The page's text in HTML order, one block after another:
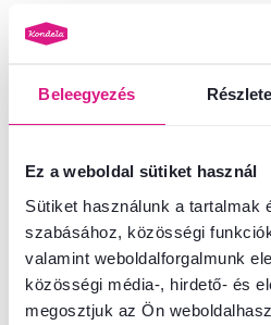
Beleegyezés
Ez a weboldal sütiket használ
Sütiket használunk a tartalmak
szabásához, közösségi
valamint weboldalforgalmunk
közösségi média-, hirdető- és
megosztjuk az Ön
szívja fel a nedvességet, puha,
pedig nagy fényerővel és
Tisztítás és karbantartás:
A kulcs a rendszeresség. A
igényelnek. Ugyan ez vonatkozik a
Óvja a terméket a nedvességtől.
Ne húzza ki a laza szálakat,
Azonnal tisztítsa meg a
Ne használjon olyan
szőrmét.